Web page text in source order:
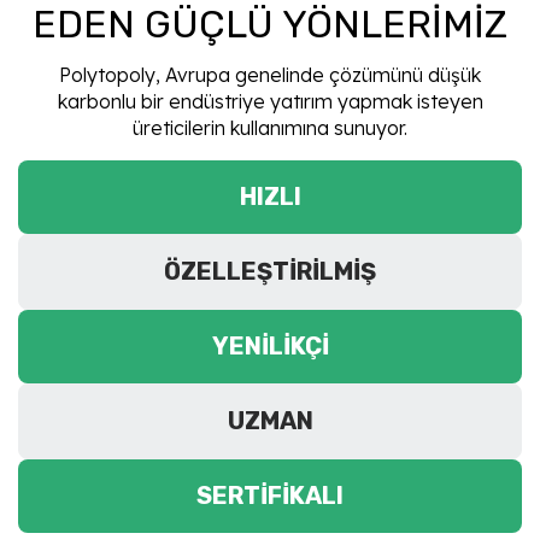
EDEN GÜÇLÜ YÖNLERIMIZ
Polytopoly, Avrupa genelinde çözümünü düşük
karbonlu bir endüstriye yatırım yapmak isteyen
üreticilerin kullanımına sunuyor.
HIZLI
ÖZELLEŞTIRILMIŞ
YENILIKÇI
UZMAN
SERTIFIKALI